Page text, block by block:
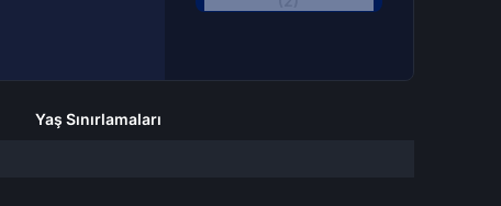
Yaş Sınırlamaları